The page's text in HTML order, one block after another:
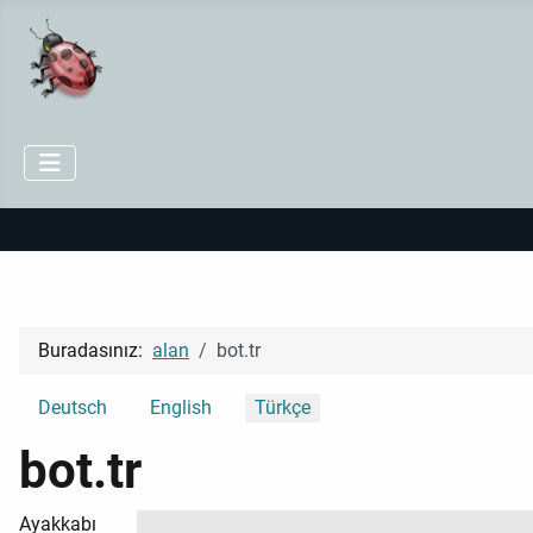
Buradasınız: alan bot.tr
Dilinizi seçin
Deutsch English Türkçe
bot.tr
Ayakkabı